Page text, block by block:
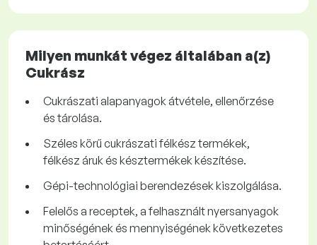
Milyen munkát végez általában a(z)
Cukrász
Cukrászati alapanyagok átvétele, ellenőrzése
és tárolása.
Széles körű cukrászati félkész termékek,
félkész áruk és késztermékek készítése.
Gépi-technológiai berendezések kiszolgálása.
Felelős a receptek, a felhasznált nyersanyagok
minőségének és mennyiségének következetes